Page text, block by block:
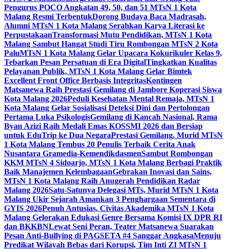
Pengurus POCO Angkatan 49, 50, dan 51 MTsN 1 Kota
Malang Resmi TerbentukDorong Budaya Baca Madrasah,
Alumni MTsN 1 Kota Malang Serahkan Karya Literasi ke
PerpustakaanTransformasi Mutu Pendidikan, MTsN 1 Kota
Malang Sambut Hangat Studi Tiru Rombongan MTsN 2 Kota
PaluMTsN 1 Kota Malang Gelar Upacara Kokurikuler Kelas 9,
Tebarkan Pesan Persatuan di Era DigitalTingkatkan Kualitas
Pelayanan Publik, MTsN 1 Kota Malang Gelar Bimtek
Excellent Front Office Berbasis IntegritasKontingen
Matsanewa Raih Prestasi Gemilang di Jambore Koperasi Siswa
Kota Malang 2026Peduli Kesehatan Mental Remaja, MTsN 1
Kota Malang Gelar Sosialisasi Deteksi Dini dan Pertolongan
Pertama Luka PsikologisGemilang di Kancah Nasional, Rama
Byan Azizi Raih Medali Emas KOSSMI 2026 dan Bersiap
untuk EduTrip ke Dua NegaraPrestasi Gemilang, Murid MTsN
1 Kota Malang Tembus 20 Penulis Terbaik Cerita Anak
Nusantara Gramedia-KemendikdasmenSambut Rombongan
KKM MTsN 4 Sidoarjo, MTsN 1 Kota Malang Berbagi Praktik
Baik Manajemen KelembagaanGebrakan Inovasi dan Sains,
MTsN 1 Kota Malang Raih Anugerah Pendidikan Radar
Malang 2026Satu-Satunya Delegasi MTs, Murid MTsN 1 Kota
Malang Ukir Sejarah Amankan 3 Penghargaan Sementara di
GYIS 2026Penuh Antusias, Civitas Akademika MTsN 1 Kota
Malang Gelorakan Edukasi Genre Bersama Komisi IX DPR RI
dan BKKBNLewat Seni Peran, Teater Matsanewa Suarakan
Pesan Anti-Bullying di PAGSETA #4 Sanggar AngkasaMenuju
Predikat Wilayah Bebas dari Korupsi, Tim Inti ZI MTsN 1